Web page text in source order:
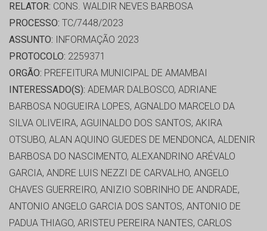
RELATOR: CONS. WALDIR NEVES BARBOSA
PROCESSO: TC/7448/2023
ASSUNTO: INFORMAÇÃO 2023
PROTOCOLO: 2259371
ORGÃO: PREFEITURA MUNICIPAL DE AMAMBAI
INTERESSADO(S): ADEMAR DALBOSCO, ADRIANE
BARBOSA NOGUEIRA LOPES, AGNALDO MARCELO DA
SILVA OLIVEIRA, AGUINALDO DOS SANTOS, AKIRA
OTSUBO, ALAN AQUINO GUEDES DE MENDONCA, ALDENIR
BARBOSA DO NASCIMENTO, ALEXANDRINO ARÉVALO
GARCIA, ANDRE LUIS NEZZI DE CARVALHO, ANGELO
CHAVES GUERREIRO, ANIZIO SOBRINHO DE ANDRADE,
ANTONIO ANGELO GARCIA DOS SANTOS, ANTONIO DE
PADUA THIAGO, ARISTEU PEREIRA NANTES, CARLOS